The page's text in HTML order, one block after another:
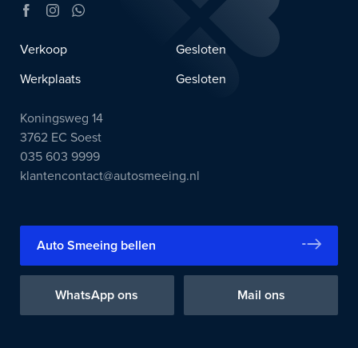
Verkoop
Gesloten
Werkplaats
Gesloten
Koningsweg 14
3762 EC Soest
035 603 9999
klantencontact@autosmeeing.nl
Auto Smeeing bellen
WhatsApp ons Mail ons